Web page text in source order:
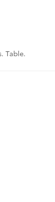
Table.